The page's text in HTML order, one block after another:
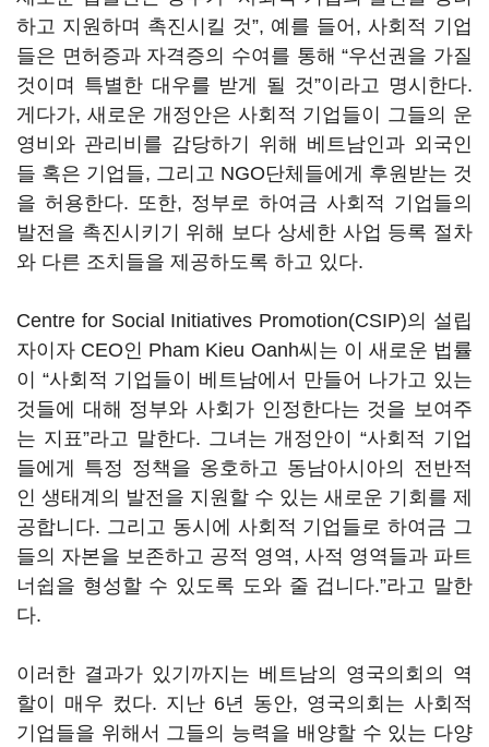
하고 지원하며 촉진시킬 것”, 예를 들어, 사회적 기업
들은 면허증과 자격증의 수여를 통해 “우선권을 가질
것이며 특별한 대우를 받게 될 것”이라고 명시한다.
게다가, 새로운 개정안은 사회적 기업들이 그들의 운
영비와 관리비를 감당하기 위해 베트남인과 외국인
들 혹은 기업들, 그리고 NGO단체들에게 후원받는 것
을 허용한다. 또한, 정부로 하여금 사회적 기업들의
발전을 촉진시키기 위해 보다 상세한 사업 등록 절차
와 다른 조치들을 제공하도록 하고 있다.
Centre for Social Initiatives Promotion(CSIP)의 설립
자이자 CEO인 Pham Kieu Oanh씨는 이 새로운 법률
이 “사회적 기업들이 베트남에서 만들어 나가고 있는
것들에 대해 정부와 사회가 인정한다는 것을 보여주
는 지표”라고 말한다. 그녀는 개정안이 “사회적 기업
들에게 특정 정책을 옹호하고 동남아시아의 전반적
인 생태계의 발전을 지원할 수 있는 새로운 기회를 제
공합니다. 그리고 동시에 사회적 기업들로 하여금 그
들의 자본을 보존하고 공적 영역, 사적 영역들과 파트
너쉽을 형성할 수 있도록 도와 줄 겁니다.”라고 말한
다.
이러한 결과가 있기까지는 베트남의 영국의회의 역
할이 매우 컸다. 지난 6년 동안, 영국의회는 사회적
기업들을 위해서 그들의 능력을 배양할 수 있는 다양